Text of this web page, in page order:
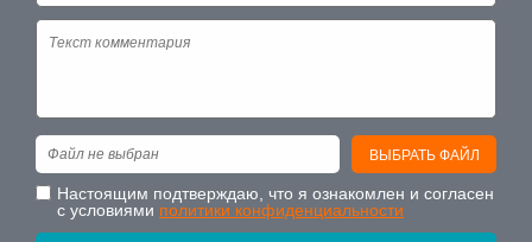
ВЫБРАТЬ ФАЙЛ
Файл не выбран
Настоящим подтверждаю, что я ознакомлен и согласен
с условиями политики конфиденциальности